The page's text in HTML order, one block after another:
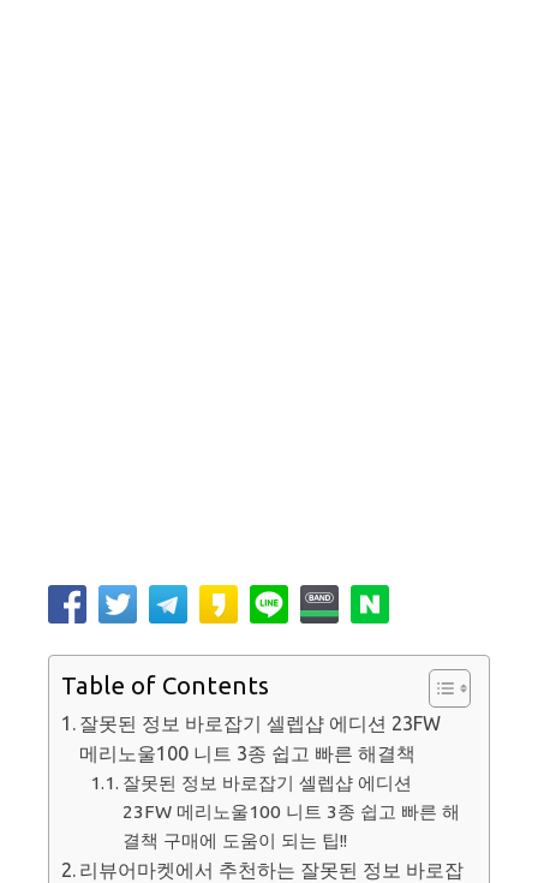
Table of Contents
잘못된 정보 바로잡기 셀렙샵 에디션 23FW
메리노울100 니트 3종 쉽고 빠른 해결책
잘못된 정보 바로잡기 셀렙샵 에디션
23FW 메리노울100 니트 3종 쉽고 빠른 해
결책 구매에 도움이 되는 팁!!
리뷰어마켓에서 추천하는 잘못된 정보 바로잡